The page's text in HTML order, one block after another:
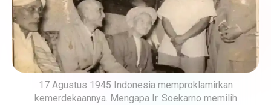
17 Agustus 1945 Indonesia memproklamirkan
kemerdekaannya. Mengapa Ir. Soekarno memilih